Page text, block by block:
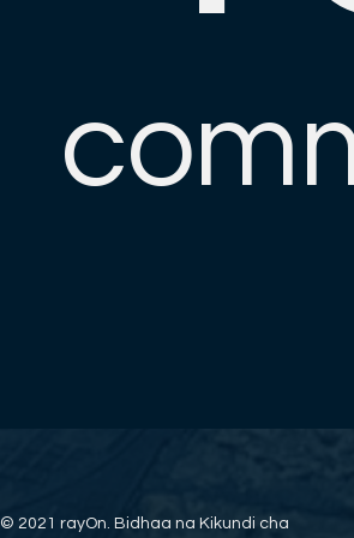
© 2021 rayOn. Bidhaa na Kikundi cha